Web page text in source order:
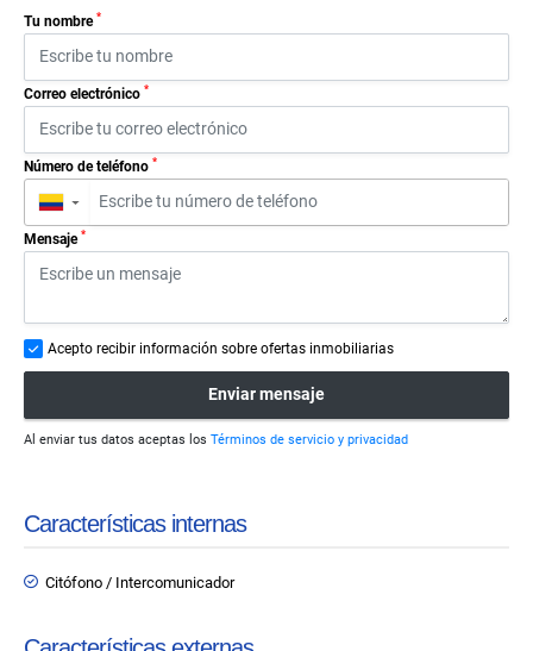
Tu nombre *
Correo electrónico *
Número de teléfono *
▼
Mensaje *
Acepto recibir información sobre ofertas inmobiliarias
Enviar mensaje
Al enviar tus datos aceptas los Términos de servicio y privacidad
Características internas
Citófono / Intercomunicador